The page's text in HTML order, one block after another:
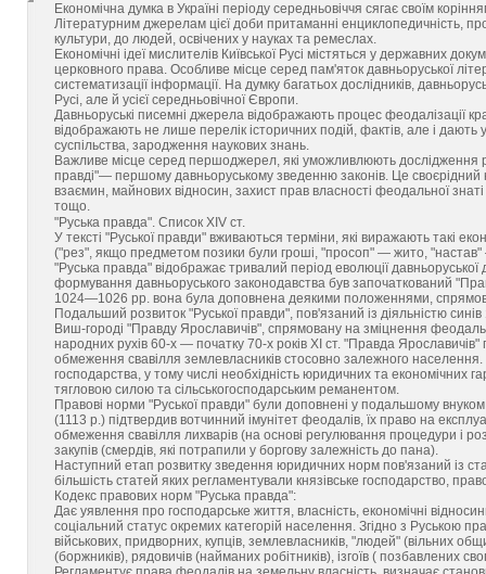
Економічна думка в Україні періоду середньовіччя сягає своїм
Літературним джерелам цієї доби притаманні енциклопедичність,
культури, до людей, освічених у науках та ремеслах.
Економічні ідеї мислителів Київської Русі містяться у державних
церковного права. Особливе місце серед пам'яток давньоруської
систематизації інформації. На думку багатьох дослідників,
Русі, але й усієї середньовічної Європи.
Давньоруські писемні джерела відображають процес феодалізації
відображають не лише перелік історичних подій, фактів, але і
суспільства, зародження наукових знань.
Важливе місце серед першоджерел, які уможливлюють дослідження
правді"— першому давньоруському зведенню законів. Це
взаємин, майнових відносин, захист прав власності феодальної
тощо.
"Руська правда". Список XIV ст.
У тексті "Руської правди" вживаються терміни, які виражають такі
("рез", якщо предметом позики були гроші, "просоп" — жито,
"Руська правда" відображає тривалий період еволюції
формування давньоруського законодавства був започаткований
1024—1026 pp. вона була доповнена деякими положеннями,
Подальший розвиток "Руської правди", пов'язаний із діяльністю
Виш-городі "Правду Ярославичів", спрямовану на зміцнення
народних рухів 60-х — початку 70-х років XI ст. "Правда
обмеження свавілля землевласників стосовно залежного
господарства, у тому числі необхідність юридичних та економічних
тягловою силою та сільськогосподарським реманентом.
Правові норми "Руської правди" були доповнені у подальшому
(1113 р.) підтвердив вотчинний імунітет феодалів, їх право на
обмеження свавілля лихварів (на основі регулювання процедури і
закупів (смердів, які потрапили у боргову залежність до пана).
Наступний етап розвитку зведення юридичних норм пов'язаний із
більшість статей яких регламентували князівське господарство,
Кодекс правових норм "Руська правда":
Дає уявлення про господарське життя, власність, економічні
соціальний статус окремих категорій населення. Згідно з Руською
військових, придворних, купців, землевласників, "людей" (вільних
(боржників), рядовичів (найманих робітників), ізгоїв ( позбавлених